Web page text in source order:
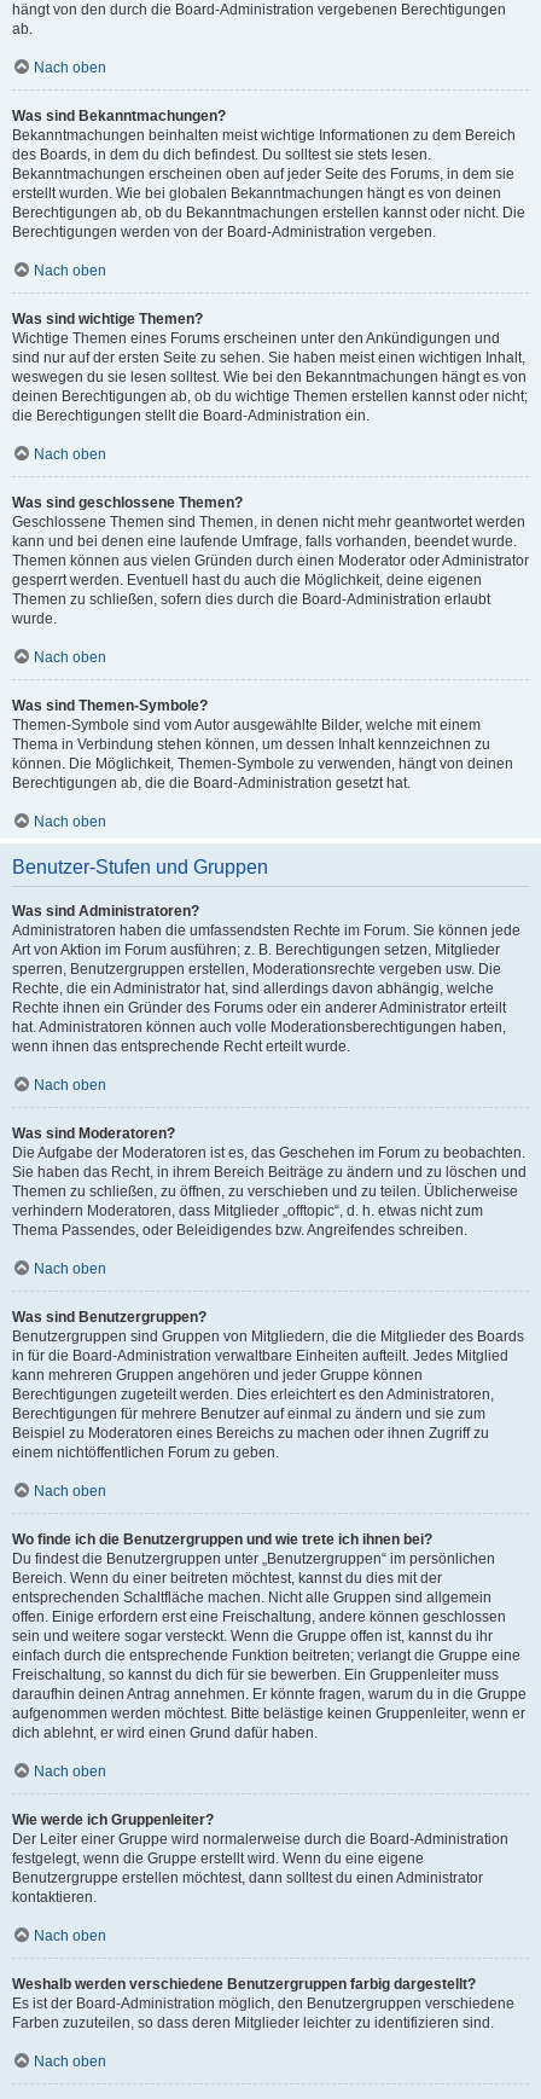
hängt von den durch die Board-Administration vergebenen Berechtigungen
ab.
Nach oben
Was sind Bekanntmachungen?
Bekanntmachungen beinhalten meist wichtige Informationen zu dem Bereich
des Boards, in dem du dich befindest. Du solltest sie stets lesen.
Bekanntmachungen erscheinen oben auf jeder Seite des Forums, in dem sie
erstellt wurden. Wie bei globalen Bekanntmachungen hängt es von deinen
Berechtigungen ab, ob du Bekanntmachungen erstellen kannst oder nicht. Die
Berechtigungen werden von der Board-Administration vergeben.
Nach oben
Was sind wichtige Themen?
Wichtige Themen eines Forums erscheinen unter den Ankündigungen und
sind nur auf der ersten Seite zu sehen. Sie haben meist einen wichtigen Inhalt,
weswegen du sie lesen solltest. Wie bei den Bekanntmachungen hängt es von
deinen Berechtigungen ab, ob du wichtige Themen erstellen kannst oder nicht;
die Berechtigungen stellt die Board-Administration ein.
Nach oben
Was sind geschlossene Themen?
Geschlossene Themen sind Themen, in denen nicht mehr geantwortet werden
kann und bei denen eine laufende Umfrage, falls vorhanden, beendet wurde.
Themen können aus vielen Gründen durch einen Moderator oder Administrator
gesperrt werden. Eventuell hast du auch die Möglichkeit, deine eigenen
Themen zu schließen, sofern dies durch die Board-Administration erlaubt
wurde.
Nach oben
Was sind Themen-Symbole?
Themen-Symbole sind vom Autor ausgewählte Bilder, welche mit einem
Thema in Verbindung stehen können, um dessen Inhalt kennzeichnen zu
können. Die Möglichkeit, Themen-Symbole zu verwenden, hängt von deinen
Berechtigungen ab, die die Board-Administration gesetzt hat.
Nach oben
Benutzer-Stufen und Gruppen
Was sind Administratoren?
Administratoren haben die umfassendsten Rechte im Forum. Sie können jede
Art von Aktion im Forum ausführen; z. B. Berechtigungen setzen, Mitglieder
sperren, Benutzergruppen erstellen, Moderationsrechte vergeben usw. Die
Rechte, die ein Administrator hat, sind allerdings davon abhängig, welche
Rechte ihnen ein Gründer des Forums oder ein anderer Administrator erteilt
hat. Administratoren können auch volle Moderationsberechtigungen haben,
wenn ihnen das entsprechende Recht erteilt wurde.
Nach oben
Was sind Moderatoren?
Die Aufgabe der Moderatoren ist es, das Geschehen im Forum zu beobachten.
Sie haben das Recht, in ihrem Bereich Beiträge zu ändern und zu löschen und
Themen zu schließen, zu öffnen, zu verschieben und zu teilen. Üblicherweise
verhindern Moderatoren, dass Mitglieder „offtopic“, d. h. etwas nicht zum
Thema Passendes, oder Beleidigendes bzw. Angreifendes schreiben.
Nach oben
Was sind Benutzergruppen?
Benutzergruppen sind Gruppen von Mitgliedern, die die Mitglieder des Boards
in für die Board-Administration verwaltbare Einheiten aufteilt. Jedes Mitglied
kann mehreren Gruppen angehören und jeder Gruppe können
Berechtigungen zugeteilt werden. Dies erleichtert es den Administratoren,
Berechtigungen für mehrere Benutzer auf einmal zu ändern und sie zum
Beispiel zu Moderatoren eines Bereichs zu machen oder ihnen Zugriff zu
einem nichtöffentlichen Forum zu geben.
Nach oben
Wo finde ich die Benutzergruppen und wie trete ich ihnen bei?
Du findest die Benutzergruppen unter „Benutzergruppen“ im persönlichen
Bereich. Wenn du einer beitreten möchtest, kannst du dies mit der
entsprechenden Schaltfläche machen. Nicht alle Gruppen sind allgemein
offen. Einige erfordern erst eine Freischaltung, andere können geschlossen
sein und weitere sogar versteckt. Wenn die Gruppe offen ist, kannst du ihr
einfach durch die entsprechende Funktion beitreten; verlangt die Gruppe eine
Freischaltung, so kannst du dich für sie bewerben. Ein Gruppenleiter muss
daraufhin deinen Antrag annehmen. Er könnte fragen, warum du in die Gruppe
aufgenommen werden möchtest. Bitte belästige keinen Gruppenleiter, wenn er
dich ablehnt, er wird einen Grund dafür haben.
Nach oben
Wie werde ich Gruppenleiter?
Der Leiter einer Gruppe wird normalerweise durch die Board-Administration
festgelegt, wenn die Gruppe erstellt wird. Wenn du eine eigene
Benutzergruppe erstellen möchtest, dann solltest du einen Administrator
kontaktieren.
Nach oben
Weshalb werden verschiedene Benutzergruppen farbig dargestellt?
Es ist der Board-Administration möglich, den Benutzergruppen verschiedene
Farben zuzuteilen, so dass deren Mitglieder leichter zu identifizieren sind.
Nach oben